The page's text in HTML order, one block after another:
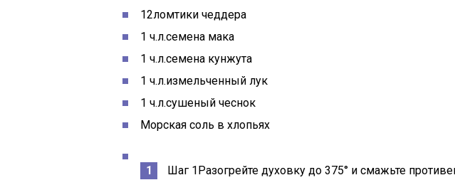
12ломтики чеддера
1 ч.л.семена мака
1 ч.л.семена кунжута
1 ч.л.измельченный лук
1 ч.л.сушеный чеснок
Морская соль в хлопьях
Шаг 1Разогрейте духовку до 375° и смажьте